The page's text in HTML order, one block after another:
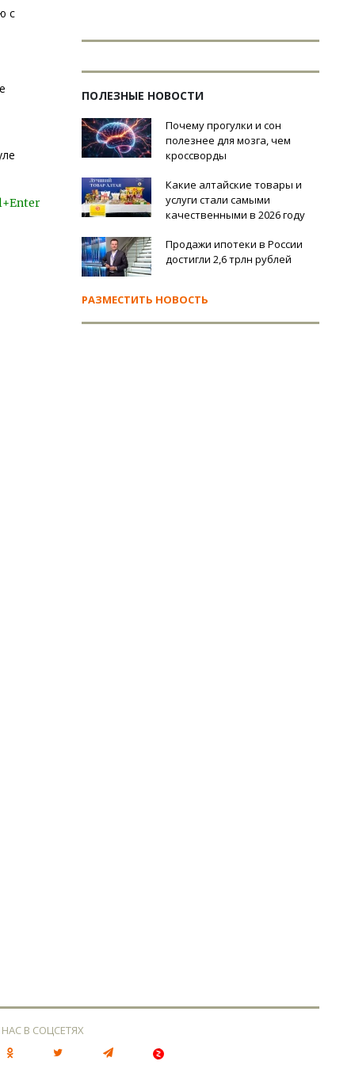
с
ПОЛЕЗНЫЕ НОВОСТИ
Почему прогулки и сон
полезнее для мозга, чем
кроссворды
Какие алтайские товары и
услуги стали самыми
качественными в 2026 году
Продажи ипотеки в России
достигли 2,6 трлн рублей
РАЗМЕСТИТЬ НОВОСТЬ
В СОЦСЕТЯХ